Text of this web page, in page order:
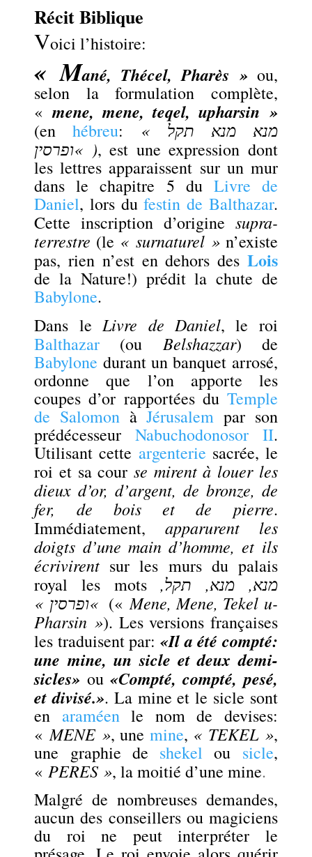
Récit Biblique
Voici l’histoire:
« Mané, Thécel, Pharès » ou,
selon la formulation complète,
«mene, mene, teqel, upharsin »
(en hébreu: « מנא מנא תקל
ופרסין« ), est une expression dont
les lettres apparaissent sur un mur
dans le chapitre 5 du Livre de
Daniel, lors du festin de Balthazar.
Cette inscription d’origine supra-
terrestre (le « surnaturel »n’existe
pas, rien n’est en dehors des Lois
de la Nature!) prédit la chute de
Babylone.
Dans leLivre de Daniel, le roi
Balthazar
(ou Belshazzar) de
Babylone durant un banquet arrosé,
ordonne que l’on apporte les
coupes d’or rapportées du Temple
de Salomon à Jérusalem par son
prédécesseur
Nabuchodonosor II.
Utilisant cette argenterie sacrée, le
roi et sa cour se mirent à louer les
dieux d’or, d’argent, de bronze, de
fer, de bois et de pierre.
Immédiatement, apparurent les
doigts d’une main d’homme, et ils
écrivirent sur les murs du palais
royal les motsמנא, מנא, תקל,
ופרסין »« («Mene, Mene, Tekel u-
Pharsin »). Les versions françaises
les traduisent par: «Il a été compté:
une mine, un sicle et deux demi-
sicles» ou «Compté, compté, pesé,
et divisé.». La mine et le sicle sont
en araméenle nom de devises:
«MENE », une mine, « TEKEL »,
une graphie de shekel ou sicle,
«PERES », la moitié d’une mine.
Malgré de nombreuses demandes,
aucun des conseillers ou magiciens
du roi ne peut interpréter le